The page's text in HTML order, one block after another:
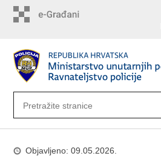
Objavljeno: 09.05.2026.